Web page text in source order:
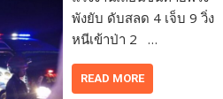
พังยับ ดับสลด 4 เจ็บ 9 วิ่ง
หนีเข้าป่า 2 …
READ MORE